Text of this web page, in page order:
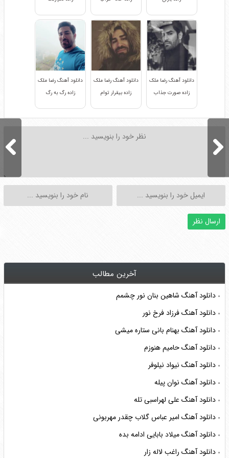
دانلود آهنگ رضا ملک
زاده صورت جذاب
دانلود آهنگ رضا ملک
زاده بیقرار توام
دانلود آهنگ رضا ملک
زاده رگ به رگ
آخرین مطالب
دانلود آهنگ شاهین بنان نور چشمم
دانلود آهنگ فرزاد فرخ نور
دانلود آهنگ بهنام بانی ستاره میشی
دانلود آهنگ حامیم هنوزم
دانلود آهنگ نیواد نیلوفر
دانلود آهنگ نوان پیله
دانلود آهنگ علی لهراسبی تله
دانلود آهنگ امیر عباس گلاب چقدر مهربونی
دانلود آهنگ میلاد بابایی ادامه بده
دانلود آهنگ راغب لاله زار